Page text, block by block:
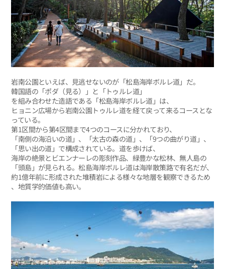
岩南公園といえば、見逃せないのが「松島海岸ボルレ道」だ。
韓国語の「ポダ（見る）」と「トゥルレ道」
を組み合わせた造語である「松島海岸ボルレ道」は、
ヒョニン広場から岩南公園トゥルレ道を経て戻って来るコースとな
っている。
第1区間から第4区間まで4つのコースに分かれており、
「南側の海沿いの道」、「太古の森の道」、「9つの曲がり道」、
「思い出の道」で構成されている。道を歩けば、
海岸の絶景とビエンナーレの彫刻作品、緑豊かな松林、無人島の
「頭島」が見られる。松島海岸ボルレ道は海岸散策路で有名だが、
約1億年前に形成された堆積岩による様々な地層を観察できるため
、地質学的価値も高い。